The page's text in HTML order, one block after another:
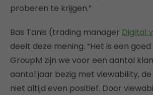
proberen te krijgen.”
Bas Tanis (trading manager Digital
deelt deze mening. “Het is een
GroupM zijn we voor een aantal
aantal jaar bezig met viewability,
niet altijd even positief. Door